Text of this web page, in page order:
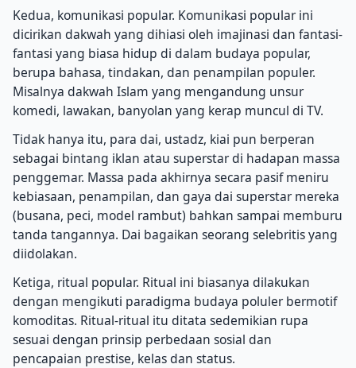
Kedua, komunikasi popular. Komunikasi popular ini
dicirikan dakwah yang dihiasi oleh imajinasi dan fantasi-
fantasi yang biasa hidup di dalam budaya popular,
berupa bahasa, tindakan, dan penampilan populer.
Misalnya dakwah Islam yang mengandung unsur
komedi, lawakan, banyolan yang kerap muncul di TV.
Tidak hanya itu, para dai, ustadz, kiai pun berperan
sebagai bintang iklan atau superstar di hadapan massa
penggemar. Massa pada akhirnya secara pasif meniru
kebiasaan, penampilan, dan gaya dai superstar mereka
(busana, peci, model rambut) bahkan sampai memburu
tanda tangannya. Dai bagaikan seorang selebritis yang
diidolakan.
Ketiga, ritual popular. Ritual ini biasanya dilakukan
dengan mengikuti paradigma budaya poluler bermotif
komoditas. Ritual-ritual itu ditata sedemikian rupa
sesuai dengan prinsip perbedaan sosial dan
pencapaian prestise, kelas dan status.